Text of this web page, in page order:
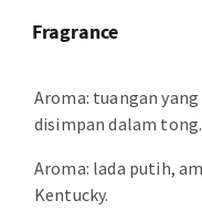
Fragrance
Aroma: tuangan
disimpan dalam tong.
Aroma: lada putih,
Kentucky.